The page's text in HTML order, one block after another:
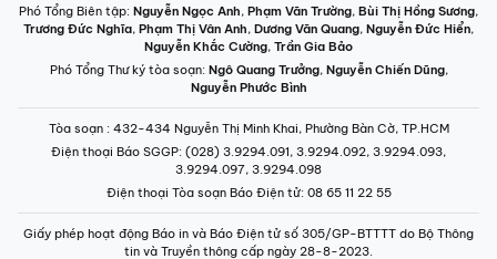
Phó Tổng Biên tập: Nguyễn Ngọc Anh, Phạm Văn Trường, Bùi Thị Hồng Sương,
Trương Đức Nghĩa, Phạm Thị Vân Anh, Dương Văn Quang, Nguyễn Đức Hiển,
Nguyễn Khắc Cường, Trần Gia Bảo
Phó Tổng Thư ký tòa soạn: Ngô Quang Trưởng, Nguyễn Chiến Dũng,
Nguyễn Phước Bình
Tòa soạn : 432-434 Nguyễn Thị Minh Khai, Phường Bàn Cờ, TP.HCM
Điện thoại Báo SGGP: (028) 3.9294.091, 3.9294.092, 3.9294.093,
3.9294.097, 3.9294.098
Điện thoại Tòa soạn Báo Điện tử: 08 65 11 22 55
Giấy phép hoạt động Báo in và Báo Điện tử số 305/GP-BTTTT do Bộ Thông
tin và Truyền thông cấp ngày 28-8-2023.